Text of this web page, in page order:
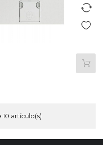
10 artículo(s)